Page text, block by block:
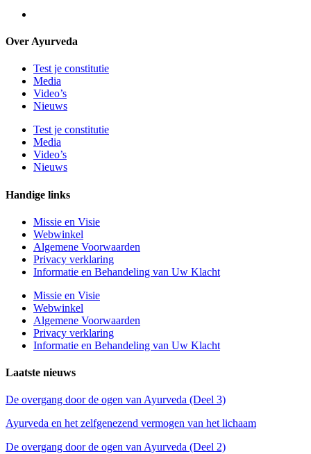
Over Ayurveda
Test je constitutie
Media
Video’s
Nieuws
Test je constitutie
Media
Video’s
Nieuws
Handige links
Missie en Visie
Webwinkel
Algemene Voorwaarden
Privacy verklaring
Informatie en Behandeling van Uw Klacht
Missie en Visie
Webwinkel
Algemene Voorwaarden
Privacy verklaring
Informatie en Behandeling van Uw Klacht
Laatste nieuws
De overgang door de ogen van Ayurveda (Deel 3)
Ayurveda en het zelfgenezend vermogen van het lichaam
De overgang door de ogen van Ayurveda (Deel 2)